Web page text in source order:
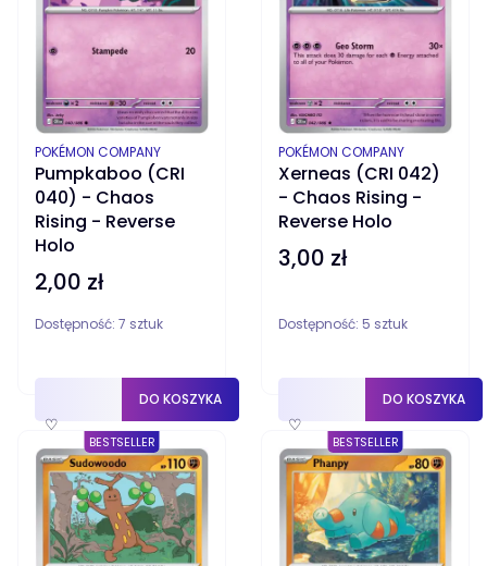
Pumpkaboo (CRI
040) - Chaos
Rising - Reverse
Holo
PRODUCENT
POKÉMON COMPANY
Cena
2,00 zł
Dostępność: 7 sztuk
♡
DO KOSZYKA
Xerneas (CRI 042)
- Chaos Rising -
Reverse Holo
PRODUCENT
POKÉMON COMPANY
Cena
3,00 zł
Dostępność: 5 sztuk
♡
DO KOSZYKA
BESTSELLER BESTSELLER